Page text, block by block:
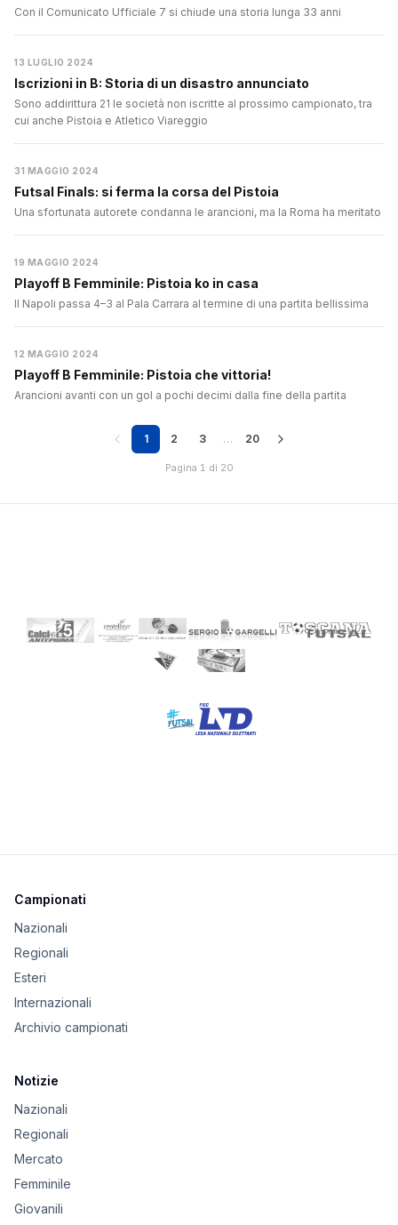
Con il Comunicato Ufficiale 7 si chiude una storia lunga 33 anni
13 LUGLIO 2024
Iscrizioni in B: Storia di un disastro annunciato
Sono addirittura 21 le società non iscritte al prossimo campionato, tra
cui anche Pistoia e Atletico Viareggio
31 MAGGIO 2024
Futsal Finals: si ferma la corsa del Pistoia
Una sfortunata autorete condanna le arancioni, ma la Roma ha meritato
19 MAGGIO 2024
Playoff B Femminile: Pistoia ko in casa
Il Napoli passa 4–3 al Pala Carrara al termine di una partita bellissima
12 MAGGIO 2024
Playoff B Femminile: Pistoia che vittoria!
Arancioni avanti con un gol a pochi decimi dalla fine della partita
1 2 3 … 20
Pagina 1 di 20
Campionati
Nazionali
Regionali
Esteri
Internazionali
Archivio campionati
Notizie
Nazionali
Regionali
Mercato
Femminile
Giovanili